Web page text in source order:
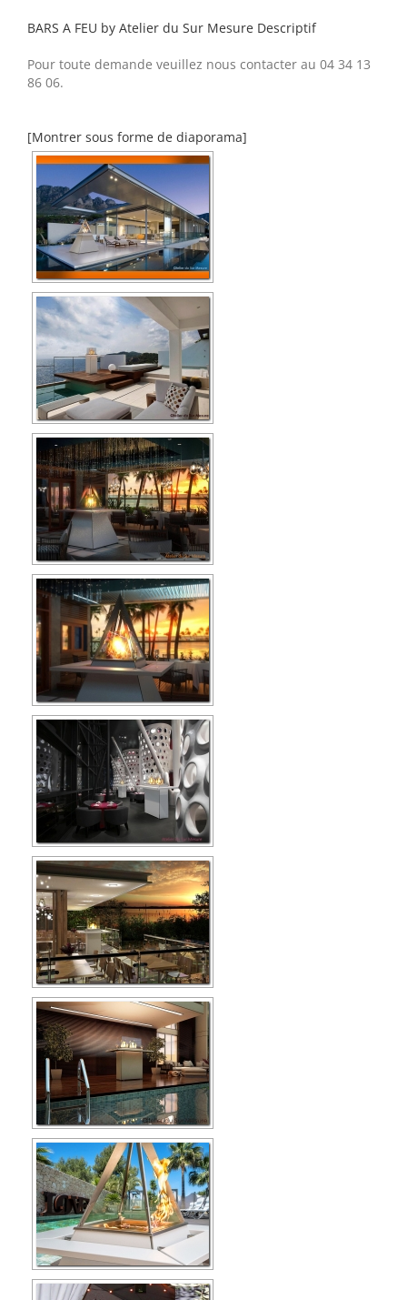
BARS A FEU by Atelier du Sur Mesure Descriptif
Pour toute demande veuillez nous contacter au 04 34 13
86 06.
[Montrer sous forme de diaporama]